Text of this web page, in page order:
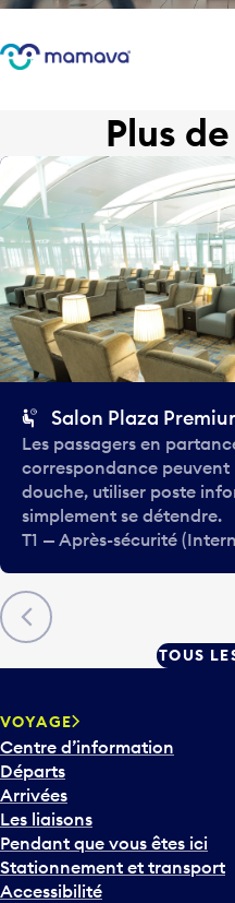
Plus
Précédent
Salon Plaza
Les passagers en
correspondance peuvent
douche, utiliser poste
simplement se détendre.
T1 — Après-sécurité
TOUS
VOYAGE
Centre d’information
Départs
Arrivées
Les liaisons
Pendant que vous êtes ici
Stationnement et transport
Accessibilité